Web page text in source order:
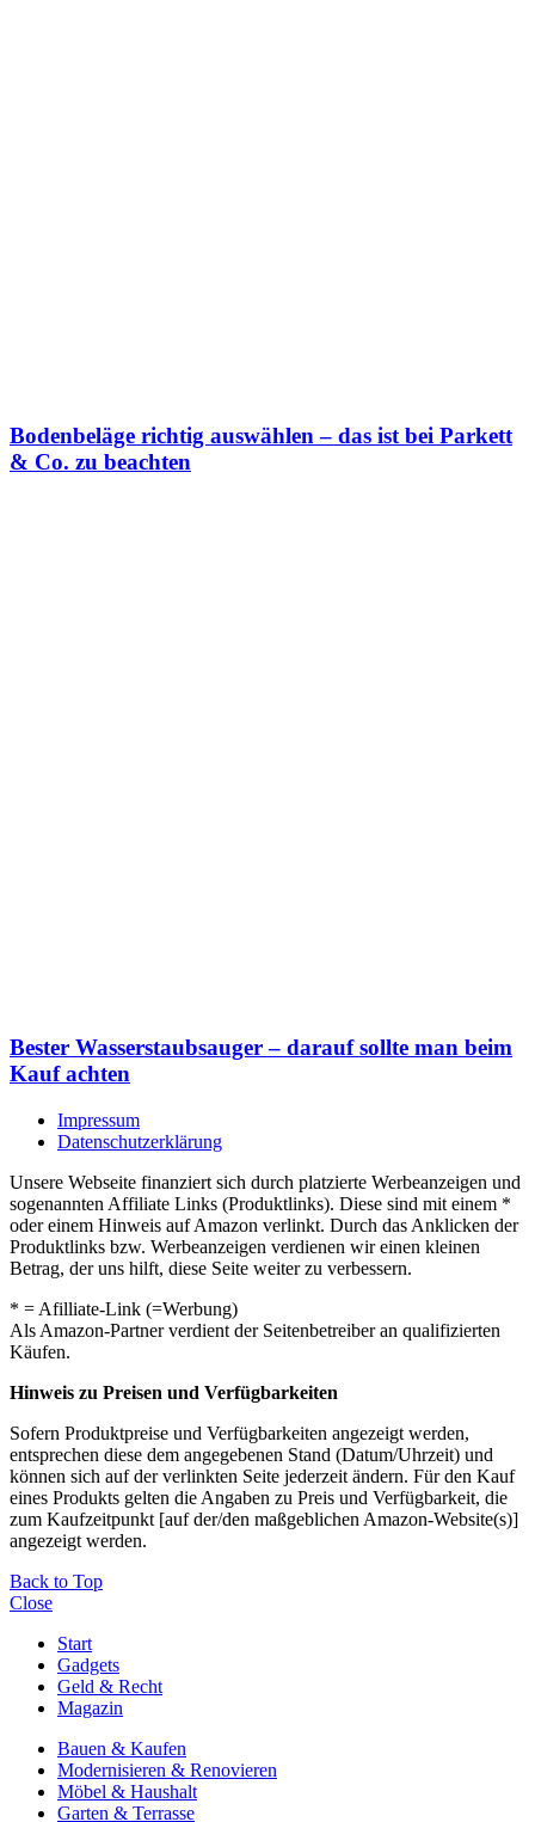
Bodenbeläge richtig auswählen – das ist bei Parkett
& Co. zu beachten
Bester Wasserstaubsauger – darauf sollte man beim
Kauf achten
Impressum
Datenschutzerklärung
Unsere Webseite finanziert sich durch platzierte Werbeanzeigen und
sogenannten Affiliate Links (Produktlinks). Diese sind mit einem *
oder einem Hinweis auf Amazon verlinkt. Durch das Anklicken der
Produktlinks bzw. Werbeanzeigen verdienen wir einen kleinen
Betrag, der uns hilft, diese Seite weiter zu verbessern.
* = Afilliate-Link (=Werbung)
Als Amazon-Partner verdient der Seitenbetreiber an qualifizierten
Käufen.
Hinweis zu Preisen und Verfügbarkeiten
Sofern Produktpreise und Verfügbarkeiten angezeigt werden,
entsprechen diese dem angegebenen Stand (Datum/Uhrzeit) und
können sich auf der verlinkten Seite jederzeit ändern. Für den Kauf
eines Produkts gelten die Angaben zu Preis und Verfügbarkeit, die
zum Kaufzeitpunkt [auf der/den maßgeblichen Amazon-Website(s)]
angezeigt werden.
Back to Top
Close
Start
Gadgets
Geld & Recht
Magazin
Bauen & Kaufen
Modernisieren & Renovieren
Möbel & Haushalt
Garten & Terrasse